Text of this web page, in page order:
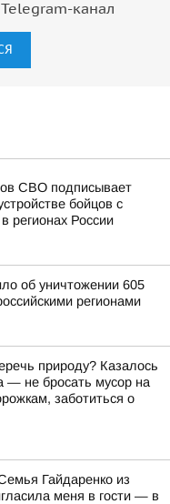
канал
СВО подписывает
бойцов с
регионах России
об уничтожении 605
регионами
природу? Казалось
— не бросать мусор на
заботиться о
Гайдаренко из
меня в гости — в